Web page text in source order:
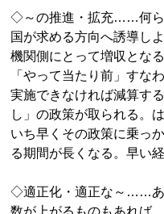
◇～の推進・拡充……何ら
国が求める方向へ誘導し
機関側にとって増収とな
「やって当たり前」すな
実施できなければ減算す
し」の政策が取られる。
いち早くその政策に乗っ
る期間が長くなる。早い
◇適正化・適正な～……あ
数が上がるものもあれば